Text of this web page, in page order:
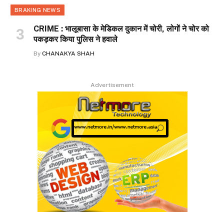
BRAKING NEWS
CRIME : भालूबासा के मेडिकल दुकान में चोरी, लोगों ने चोर को
पकड़कर किया पुलिस ने हवाले
By CHANAKYA SHAH
Advertisement